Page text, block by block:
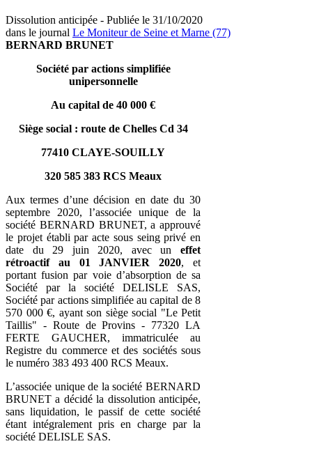
Dissolution anticipée - Publiée le 31/10/2020
dans le journal Le Moniteur de Seine et Marne (77)
BERNARD BRUNET
Société par actions simplifiée
unipersonnelle
Au capital de 40 000 €
Siège social : route de Chelles Cd 34
77410 CLAYE-SOUILLY
320 585 383 RCS Meaux
Aux termes d’une décision en date du 30
septembre 2020, l’associée unique de la
société BERNARD BRUNET, a approuvé
le projet établi par acte sous seing privé en
date du 29 juin 2020, avec un effet
rétroactif au 01 JANVIER 2020, et
portant fusion par voie d’absorption de sa
Société par la société DELISLE SAS,
Société par actions simplifiée au capital de 8
570 000 €, ayant son siège social "Le Petit
Taillis" - Route de Provins - 77320 LA
FERTE GAUCHER, immatriculée au
Registre du commerce et des sociétés sous
le numéro 383 493 400 RCS Meaux.
L’associée unique de la société BERNARD
BRUNET a décidé la dissolution anticipée,
sans liquidation, le passif de cette société
étant intégralement pris en charge par la
société DELISLE SAS.